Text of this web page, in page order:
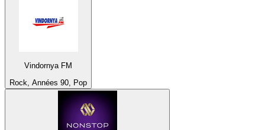
Vindornya FM
Rock, Années 90, Pop